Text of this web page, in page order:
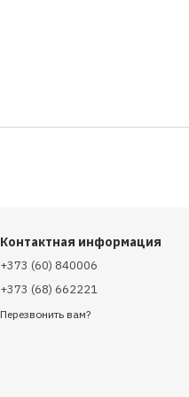
Контактная информация
+373 (60) 840006
+373 (68) 662221
Перезвонить вам?